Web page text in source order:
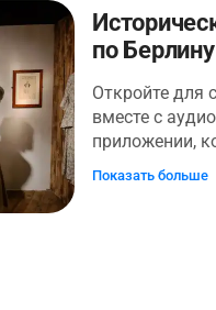
интерьеров в
Сегодняшние
галерее моды.
по
Откройте для
вместе с
приложении,
билет в
Показать больше